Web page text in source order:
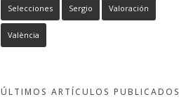
Selecciones Sergio Valoración
València
ÚLTIMOS ARTÍCULOS PUBLICADOS